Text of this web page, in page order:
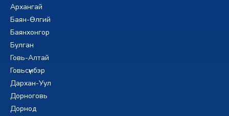
Архангай
Баян-Өлгий
Баянхонгор
Булган
Говь-Алтай
Говьсүмбэр
Дархан-Уул
Дорноговь
Дорнод